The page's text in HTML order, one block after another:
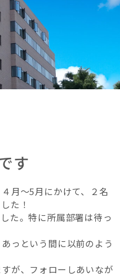
す
月～5月にかけて、２名
た！
た。特に所属部署は待っ
っという間に以前のよう
が、フォローしあいなが